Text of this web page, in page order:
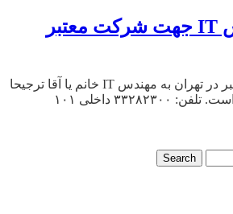
استخدام مهندس IT جهت شرکت معتبر
یک شرکت صنعتی معتبر در تهران به مهندس IT خانم یا آقا ترجیحا
داخلی ۱۰۱